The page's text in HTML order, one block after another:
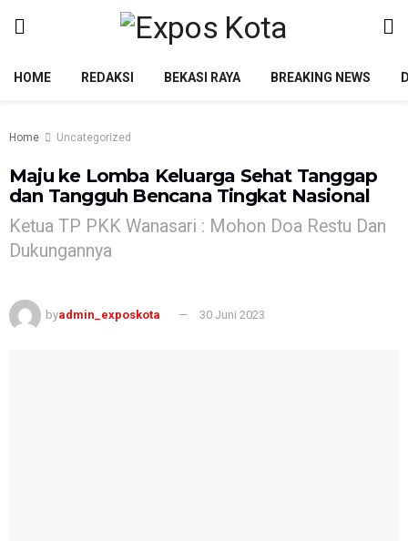
HOME REDAKSI BEKASI RAYA BREAKING NEWS
Home Uncategorized
Maju ke Lomba Keluarga Sehat Tanggap
dan Tangguh Bencana Tingkat Nasional
Ketua TP PKK Wanasari : Mohon Doa Restu Dan
Dukungannya
byadmin_exposkota 30 Juni 2023